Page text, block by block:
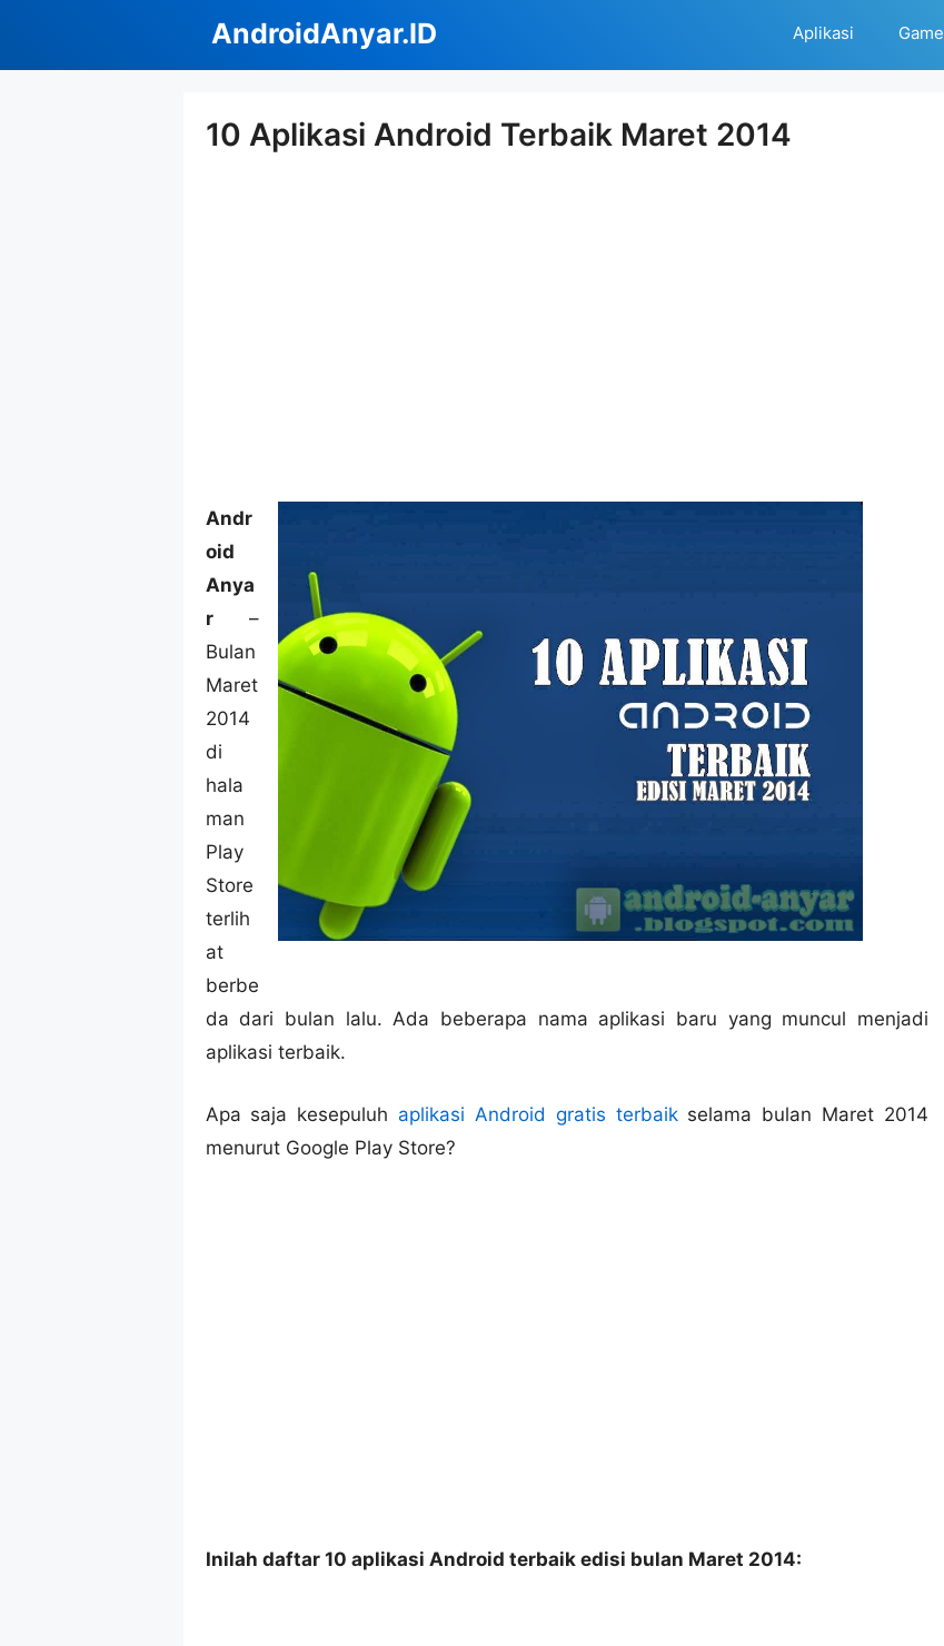
isi
AndroidAnyar.ID Aplikasi Game
10 Aplikasi Android Terbaik Maret 2014
Andr
oid
Anya
r–
Bulan
Maret
2014
di
hala
man
Play
Store
terlih
at
berbe
da dari bulan lalu. Ada beberapa nama aplikasi baru yang muncul menjadi
aplikasi terbaik.
Apa saja kesepuluh aplikasi Android gratis terbaik selama bulan Maret 2014
menurut Google Play Store?
Inilah daftar 10 aplikasi Android terbaik edisi bulan Maret 2014: